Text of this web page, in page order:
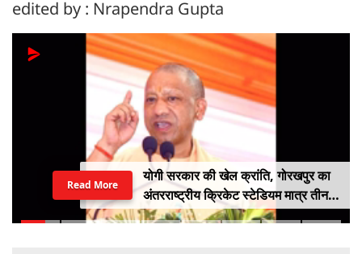
edited by : Nrapendra Gupta
योगी सरकार की खेल क्रांति, गोरखपुर का
अंतरराष्ट्रीय क्रिकेट स्टेडियम मात्र तीन
महीने में लगभग 20% तैयार
Read More